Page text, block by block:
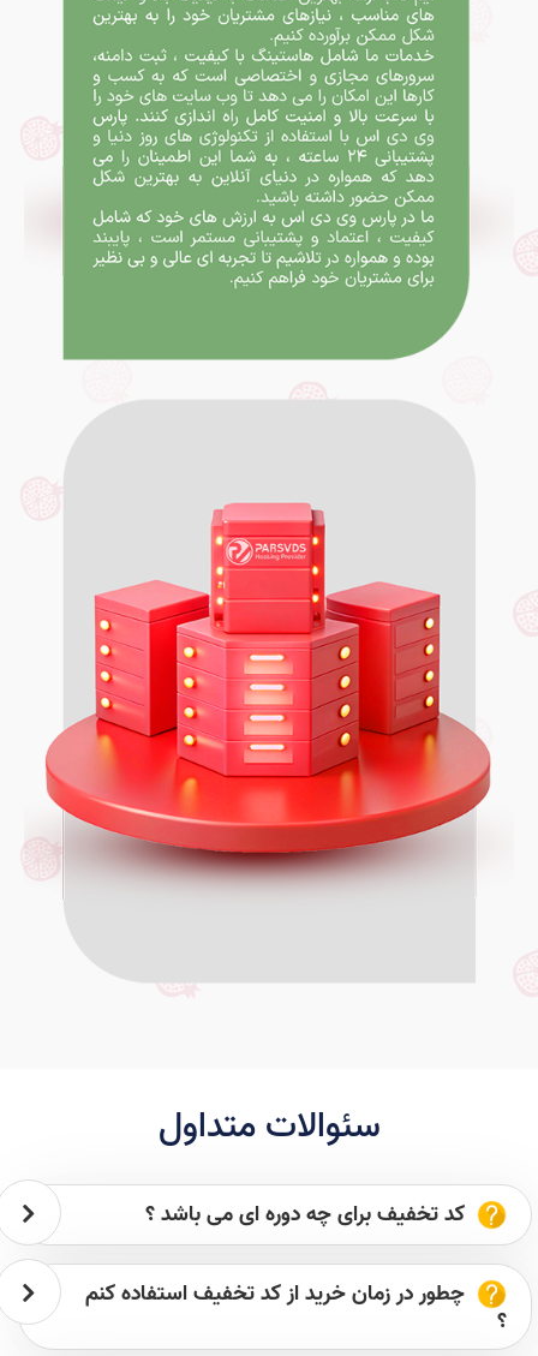
سئوالات متداول
کد تخفیف برای چه دوره ای می باشد ؟
چطور در زمان خرید از کد تخفیف استفاده کنم
؟